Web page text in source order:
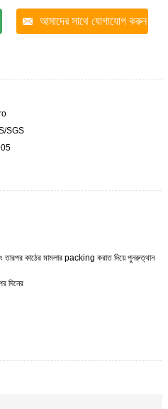
আমাদের সাথে যোগাযোগ করুন
SGS
কাঠের মামলার packing করাত দিয়ে পুনরুত্থান
দিনের